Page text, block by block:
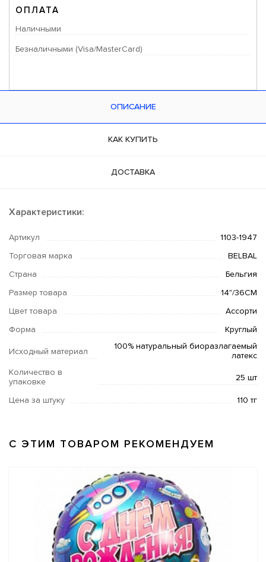
ОПЛАТА
Наличными
Безналичными (Visa/MasterCard)
ОПИСАНИЕ
КАК КУПИТЬ
ДОСТАВКА
Характеристики:
Артикул 1103-1947
Торговая марка BELBAL
Страна Бельгия
Размер товара 14"/36СМ
Цвет товара Ассорти
Форма Круглый
Исходный материал
100% натуральный биоразлагаемый
латекс
Количество в
упаковке
25 шт
Цена за штуку 110 тг
С ЭТИМ ТОВАРОМ РЕКОМЕНДУЕМ